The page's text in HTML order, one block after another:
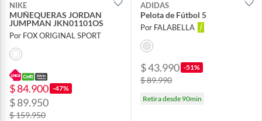
NIKE
MUÑEQUERAS JORDAN
JUMPMAN JKN01101OS
Por FOX ORIGINAL SPORT
$ 84.900 -47%
$ 89.950
$ 159.950
ADIDAS
Pelota de Fútbol 5
Por FALABELLA
$ 43.990 -51%
$ 89.990
Retira desde 90min